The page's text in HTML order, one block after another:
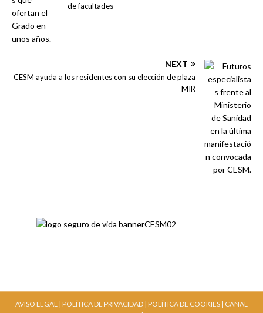
de facultades
NEXT
CESM ayuda a los residentes con su elección de plaza
MIR
AVISO LEGAL | POLÍTICA DE PRIVACIDAD | POLÍTICA DE COOKIES | CANAL